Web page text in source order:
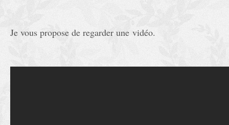
Je vous propose de regarder une vidéo.